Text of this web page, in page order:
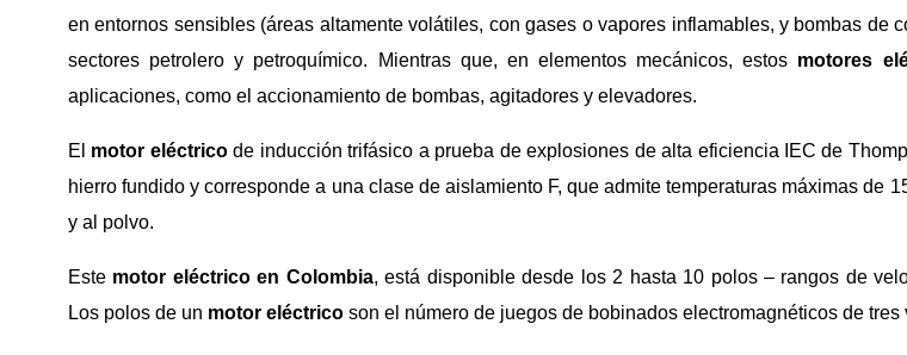
en entornos sensibles (áreas altamente volátiles, con gases o vapores inflamables, y bombas de
sectores petrolero y petroquímico. Mientras que, en elementos mecánicos, estos motores
aplicaciones, como el accionamiento de bombas, agitadores y elevadores.
El motor eléctricode inducción trifásico a prueba de explosiones de alta eficiencia IEC de
hierro fundido y corresponde a una clase de aislamiento F, que admite temperaturas máximas de
y al polvo.
Este motor eléctrico en Colombia, está disponible desde los 2 hasta 10 polos – rangos de
Los polos de un motor eléctrico son el número de juegos de bobinados electromagnéticos de tres